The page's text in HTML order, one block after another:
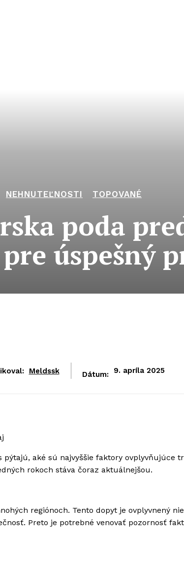
NEHNUTEĽNOSTI TOPOVANÉ
poda
úspešný
Meldssk Dátum: 9. apríla 2025
aké sú najvyššie faktory ovplyvňujúce
rokoch stáva čoraz aktuálnejšou.
regiónoch. Tento dopyt je ovplyvnený
Preto je potrebné venovať pozornosť